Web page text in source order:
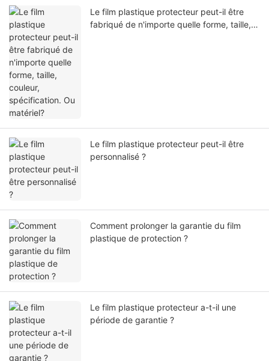
Le film plastique protecteur peut-il être
fabriqué de n'importe quelle forme, taille,
Le film plastique protecteur peut-il être
personnalisé ?
Comment prolonger la garantie du film
plastique de protection ?
Le film plastique protecteur a-t-il une
période de garantie ?